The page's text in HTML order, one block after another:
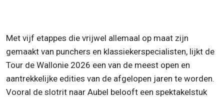
Met vijf etappes die vrijwel allemaal op maat zijn
gemaakt van punchers en klassiekerspecialisten, lijkt de
Tour de Wallonie 2026 een van de meest open en
aantrekkelijke edities van de afgelopen jaren te worden.
Vooral de slotrit naar Aubel belooft een spektakelstuk